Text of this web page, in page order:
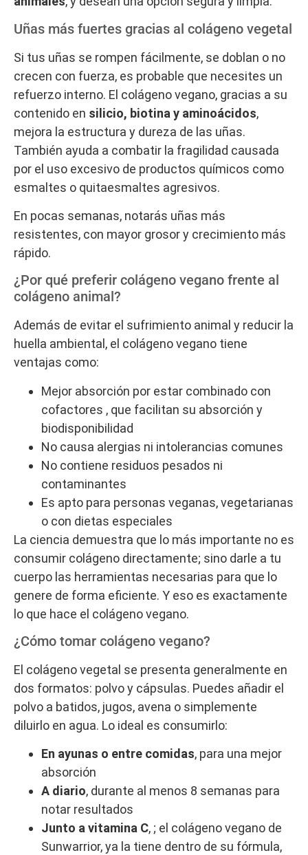
Uñas más fuertes gracias al colágeno vegetal
Si tus uñas se rompen fácilmente, se doblan o no
crecen con fuerza, es probable que necesites un
refuerzo interno. El colágeno vegano, gracias a su
contenido en silicio, biotina y aminoácidos,
mejora la estructura y dureza de las uñas.
También ayuda a combatir la fragilidad causada
por el uso excesivo de productos químicos como
esmaltes o quitaesmaltes agresivos.
En pocas semanas, notarás uñas más
resistentes, con mayor grosor y crecimiento más
rápido.
¿Por qué preferir colágeno vegano frente al
colágeno animal?
Además de evitar el sufrimiento animal y reducir la
huella ambiental, el colágeno vegano tiene
ventajas como:
Mejor absorción por estar combinado con
cofactores , que facilitan su absorción y
biodisponibilidad
No causa alergias ni intolerancias comunes
No contiene residuos pesados ni
contaminantes
Es apto para personas veganas, vegetarianas
o con dietas especiales
La ciencia demuestra que lo más importante no es
consumir colágeno directamente; sino darle a tu
cuerpo las herramientas necesarias para que lo
genere de forma eficiente. Y eso es exactamente
lo que hace el colágeno vegano.
¿Cómo tomar colágeno vegano?
El colágeno vegetal se presenta generalmente en
dos formatos: polvo y cápsulas. Puedes añadir el
polvo a batidos, jugos, avena o simplemente
diluirlo en agua. Lo ideal es consumirlo:
En ayunas o entre comidas, para una mejor
absorción
A diario, durante al menos 8 semanas para
notar resultados
Junto a vitamina C, ; el colágeno vegano de
Sunwarrior, ya la tiene dentro de su fórmula,